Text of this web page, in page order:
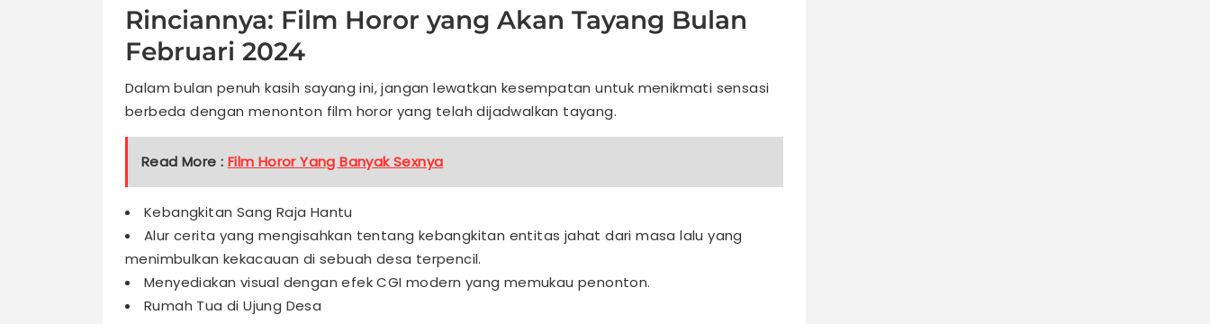
Rinciannya: Film Horor yang Akan Tayang Bulan
Februari 2024
Dalam bulan penuh kasih sayang ini, jangan lewatkan kesempatan untuk menikmati sensasi
berbeda dengan menonton film horor yang telah dijadwalkan tayang.
Read More : Film Horor Yang Banyak Sexnya
Kebangkitan Sang Raja Hantu
Alur cerita yang mengisahkan tentang kebangkitan entitas jahat dari masa lalu yang
menimbulkan kekacauan di sebuah desa terpencil.
Menyediakan visual dengan efek CGI modern yang memukau penonton.
Rumah Tua di Ujung Desa